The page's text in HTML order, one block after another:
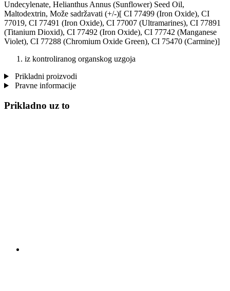
Undecylenate, Helianthus Annus (Sunflower) Seed Oil,
Maltodextrin, Može sadržavati (+/-)[ CI 77499 (Iron Oxide), CI
77019, CI 77491 (Iron Oxide), CI 77007 (Ultramarines) , CI 77891
(Titanium Dioxid), CI 77492 (Iron Oxide), CI 77742 (Manganese
Violet), CI 77288 (Chromium Oxide Green), CI 75470 (Carmine)]
iz kontroliranog organskog uzgoja
Prikladni proizvodi
Pravne informacije
Prikladno uz to